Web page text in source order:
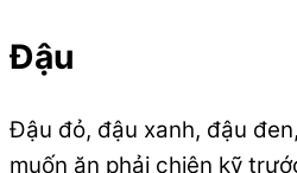
Đậu
Đậu đỏ, đậu xanh, đậu
muốn ăn phải chiên kỹ